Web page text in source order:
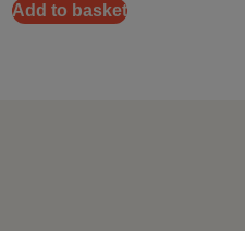
Add to basket